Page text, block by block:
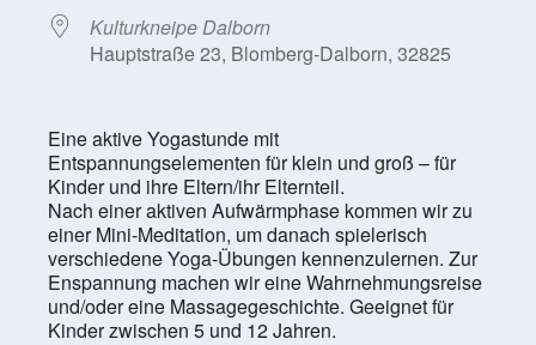
Kulturkneipe Dalborn
Hauptstraße 23, Blomberg-Dalborn, 32825
Eine aktive Yogastunde mit
Entspannungselementen für klein und groß – für
Kinder und ihre Eltern/ihr Elternteil.
Nach einer aktiven Aufwärmphase kommen wir zu
einer Mini-Meditation, um danach spielerisch
verschiedene Yoga-Übungen kennenzulernen. Zur
Enspannung machen wir eine Wahrnehmungsreise
und/oder eine Massagegeschichte. Geeignet für
Kinder zwischen 5 und 12 Jahren.